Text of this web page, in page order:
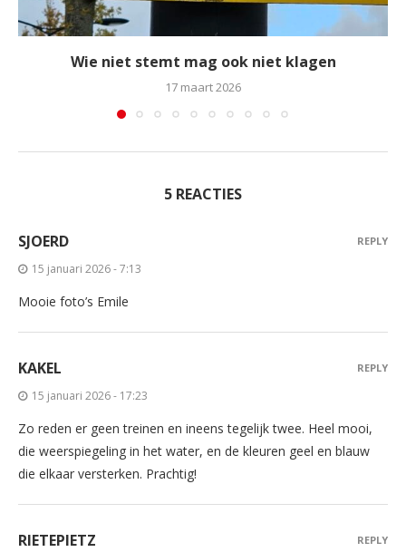
Wie niet stemt mag ook niet klagen
17 maart 2026
5 REACTIES
SJOERD
15 januari 2026 - 7:13
Mooie foto’s Emile
REPLY
KAKEL
15 januari 2026 - 17:23
Zo reden er geen treinen en ineens tegelijk twee. Heel mooi,
die weerspiegeling in het water, en de kleuren geel en blauw
die elkaar versterken. Prachtig!
REPLY
RIETEPIETZ REPLY